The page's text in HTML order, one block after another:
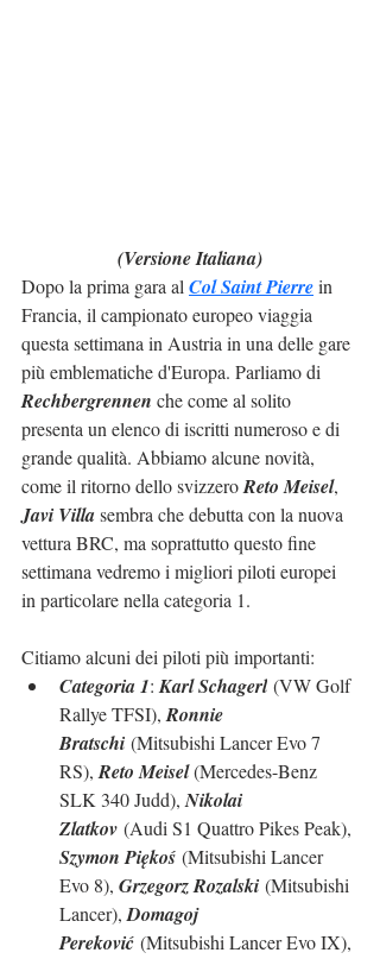
(Versione Italiana)
Dopo la prima gara al Col Saint Pierre in
Francia, il campionato europeo viaggia
questa settimana in Austria in una delle gare
più emblematiche d'Europa. Parliamo di
Rechbergrennen che come al solito
presenta un elenco di iscritti numeroso e di
grande qualità. Abbiamo alcune novità,
come il ritorno dello svizzero Reto Meisel,
Javi Villa sembra che debutta con la nuova
vettura BRC, ma soprattutto questo fine
settimana vedremo i migliori piloti europei
in particolare nella categoria 1.
Citiamo alcuni dei piloti più importanti:
Categoria 1: Karl Schagerl (VW Golf
Rallye TFSI), Ronnie
Bratschi (Mitsubishi Lancer Evo 7
RS), Reto Meisel (Mercedes-Benz
SLK 340 Judd), Nikolai
Zlatkov (Audi S1 Quattro Pikes Peak),
Szymon Piękoś (Mitsubishi Lancer
Evo 8), Grzegorz Rozalski (Mitsubishi
Lancer), Domagoj
Pereković (Mitsubishi Lancer Evo IX),